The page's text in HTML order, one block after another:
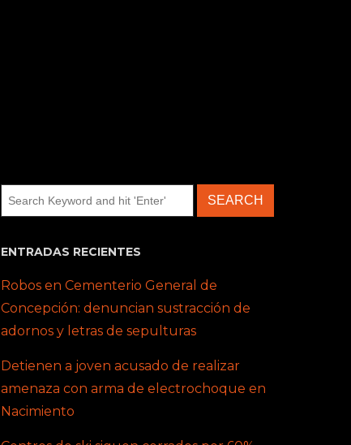
ENTRADAS RECIENTES
Robos en Cementerio General de
Concepción: denuncian sustracción de
adornos y letras de sepulturas
Detienen a joven acusado de realizar
amenaza con arma de electrochoque en
Nacimiento